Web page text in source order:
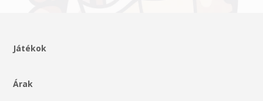
Játékok
Árak